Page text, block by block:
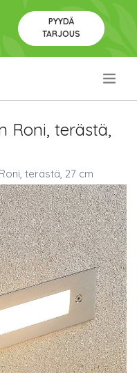
PYYDÄ
TARJOUS
Roni, terästä,
terästä, 27 cm